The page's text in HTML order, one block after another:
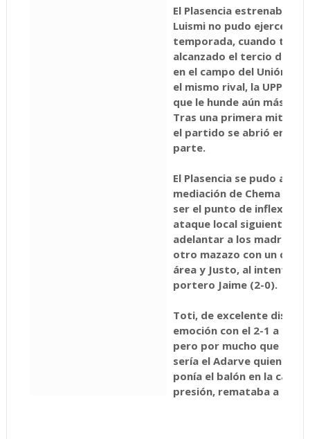
El Plasencia estrenaba
Luismi no pudo ejercer el
temporada, cuando
alcanzado el tercio de
en el campo del Unión
el mismo rival, la UPP
que le hunde aún más en
Tras una primera mitad
el partido se abrió en el
parte.
El Plasencia se pudo
mediación de Chema
ser el punto de inflexión
ataque local siguiente
adelantar a los
otro mazazo con un
área y Justo, al intentar
portero Jaime (2-0).
Toti, de excelente
emoción con el 2-1 a un
pero por mucho que
sería el Adarve quien
ponía el balón en la
presión, remataba a gol